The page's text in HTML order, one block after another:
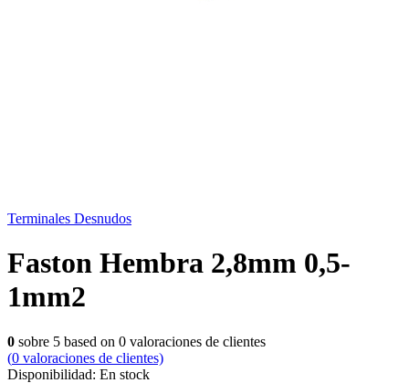
Terminales Desnudos
Faston Hembra 2,8mm 0,5-
1mm2
0 sobre 5 based on 0 valoraciones de clientes
(0 valoraciones de clientes)
Disponibilidad: En stock